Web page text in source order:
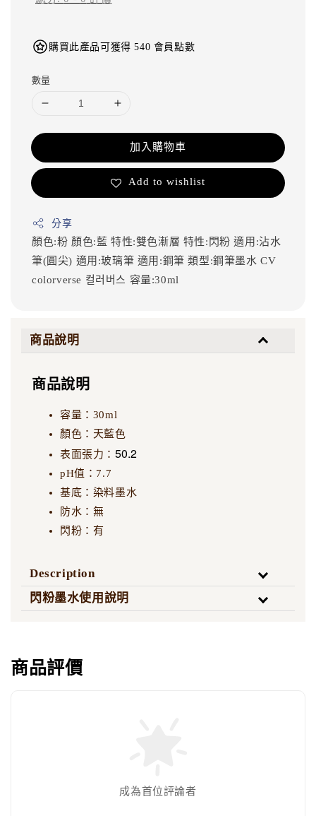
購買此產品可獲得 540 會員點數
數量
加入購物車
Add to wishlist
分享
顏色:粉 顏色:藍 特性:雙色漸層 特性:閃粉適用:沾水
筆(圓尖) 適用:玻璃筆 適用:鋼筆類型:鋼筆墨水CV
colorverse 컬러버스 容量:30ml
商品說明
商品說明
容量：30ml
顏色：天藍色
表面張力： 50.2
pH值：7.7
基底：染料墨水
防水：無
閃粉：有
Description
閃粉墨水使用說明
商品評價
成為首位評論者